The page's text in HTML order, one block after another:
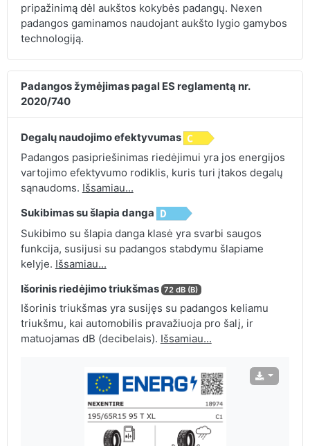
pripažinimą dėl aukštos kokybės padangų. Nexen
padangos gaminamos naudojant aukšto lygio gamybos
technologiją.
Padangos žymėjimas pagal ES reglamentą nr.
2020/740
Degalų naudojimo efektyvumas
Padangos pasipriešinimas riedėjimui yra jos energijos
vartojimo efektyvumo rodiklis, kuris turi įtakos degalų
sąnaudoms. Išsamiau...
Sukibimas su šlapia danga
Sukibimo su šlapia danga klasė yra svarbi saugos
funkcija, susijusi su padangos stabdymu šlapiame
kelyje. Išsamiau...
Išorinis riedėjimo triukšmas 72 dB (B)
Išorinis triukšmas yra susijęs su padangos keliamu
triukšmu, kai automobilis pravažiuoja pro šalį, ir
matuojamas dB (decibelais). Išsamiau...